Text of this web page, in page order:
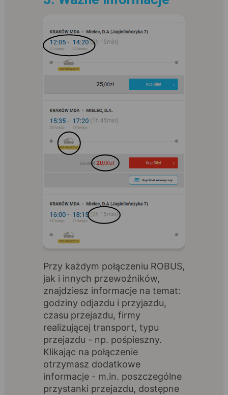
Przy każdym połączeniu ROBUS,
jak i innych przewoźników,
znajdziesz informacje na temat:
godziny odjazdu i przyjazdu,
czasu przejazdu, firmy
realizującej transport, typu
przejazdu - np. pośpieszny.
Klikając na połączenie
otrzymasz dodatkowe
informacje - m.in. poszczególne
przystanki przejazdu, dostępne